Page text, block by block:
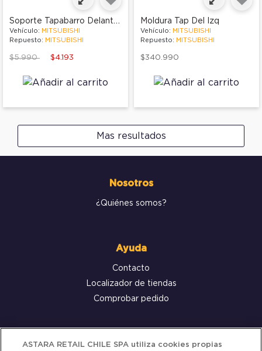
Soporte Tapabarro Delantero Derecho
Vehículo: MITSUBISHI
Repuesto: MITSUBISHI
Price reduced from
$5.990to $4.193
Moldura Tap Del Izq
Vehículo: MITSUBISHI
Repuesto: MITSUBISHI
$340.990
Mas resultados
Nosotros
¿Quiénes somos?
Ayuda
Contacto
Localizador de tiendas
Comprobar pedido
Servicio al cliente
ASTARA RETAIL CHILE SPA utiliza cookies propias